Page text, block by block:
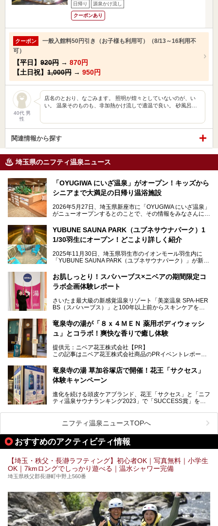
日帰り 源泉かけ流し
クーポンあり
クーポン
一般入館料50円引き（お子様も利用可）（8/13～16利用不
可）
【平日】 920円 → 870円
【土日祝】 1,000円 → 950円
40代 男
性
店名のとおり、なごみます。 照明が煌々としていないのが、い
い。 温泉そのものも、非加熱かけ流しで適温で良い。 砂風呂…
関連情報から探す
埼玉県のニフティ温泉ニュース
「OYUGIWA にいざ温泉」がオープン！キッズから
シニアまで大満足の日帰り温浴施設
2026年5月27日、埼玉県新座市に「OYUGIWA にいざ温泉」
がニューオープンするとのことで、その情報をみなさんにい
メインとなる黒湯の天然温泉や本格的なサウナをはじめ、4
種類のリラックスルームやお食事処、他施設とは一線を画す
てきました！
YUBUNE SAUNA PARK（ユブネサウナパーク）1
1/30羽生にオープン！どこより詳しく紹介
2025年11月30日、埼玉県羽生市のイオンモール羽生内に
「YUBUNE SAUNA PARK（ユブネサウナパーク）」が新規
今年の4月1日から楽久屋グループの一員となった「湯舞音
（ユブネ）」が新ブランド「YUBUNE SAUNA PARK」を立
湯舞音らしいサウナにこだわった遊び心満点の"銭湯×屋外サ
ウナ"施設で、男女別のお風呂のほか、水着やサウナ着で楽
ど、ユニークなポイントがいっぱい！
オープン前取材に行ってきましたので、早速どこより詳しく
紹介しちゃいます！
お肌しっとり！スパハーブス×ニベアの期間限定コ
ラボ企画体験レポート
さいたま最大級の新感覚温泉リゾート「美楽温泉 SPA-HER
BS（スパハーブス）」と100年以上前からスキンケアを考
読者モデルやインスタグラマーとして活躍している、美容＆
スパ大好きの畑瀬愛さんと取材してきました。
提供元：ニベア花王株式会社【PR】
この記事はニベア花王株式会社商品のPRイベントレポート
竜泉寺の湯が「８ｘ４ＭＥＮ 薬用ボディウォッシ
ュ」とコラボ！爽快な香りで癒し体験
提供元：ニベア花王株式会社【PR】
この記事はニベア花王株式会社商品のPRイベントレポート
ーーー
注目のボディウォッシュアイテム「８ｘ４ＭＥＮ 薬用ボデ
全国総合2位にランクインした人気温浴施設「竜泉寺の湯 草
加谷塚店」がコラボイベントを期間限定で開催中ということ
気になるその内容をチェックしてきました！
竜泉寺の湯 草加谷塚店で開催！花王「サクセス」
体験キャンペーン
進化を続ける頭皮ケアブランド、花王「サクセス」と「ニフ
ティ温泉サウナランキング2023」で「SUCCESS賞」を獲
ベントを開催。
早速訪問し、気になるその内容を取材してきました！
───
提供元：花王株式会社【PR】
す。
ニフティ温泉ニュースTOPへ
おすすめのアクティビティ情報
【埼玉・秩父・長瀞ラフティング】初心者OK｜写真無料｜小学生
OK｜7kmロングでしっかり遊べる｜温水シャワー完備
埼玉県秩父郡長瀞町中野上560番